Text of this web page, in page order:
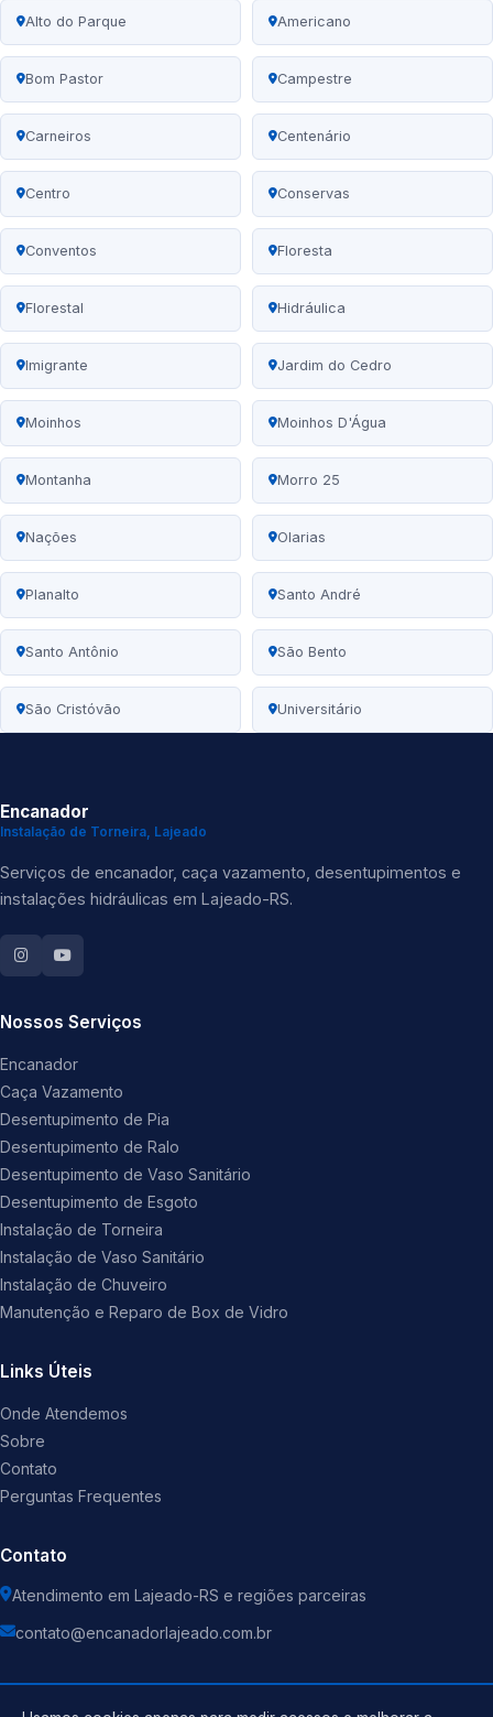
Alto do Parque Americano
Bom Pastor Campestre
Carneiros Centenário
Centro Conservas
Conventos Floresta
Florestal Hidráulica
Imigrante Jardim do Cedro
Moinhos Moinhos D'Água
Montanha Morro 25
Nações Olarias
Planalto Santo André
Santo Antônio São Bento
São Cristóvão Universitário
Encanador
Instalação de Torneira, Lajeado
Serviços de encanador, caça vazamento, desentupimentos e
instalações hidráulicas em Lajeado-RS.
Nossos Serviços
Encanador
Caça Vazamento
Desentupimento de Pia
Desentupimento de Ralo
Desentupimento de Vaso Sanitário
Desentupimento de Esgoto
Instalação de Torneira
Instalação de Vaso Sanitário
Instalação de Chuveiro
Manutenção e Reparo de Box de Vidro
Links Úteis
Onde Atendemos
Sobre
Contato
Perguntas Frequentes
Contato
Atendimento em Lajeado-RS e regiões parceiras
contato@encanadorlajeado.com.br